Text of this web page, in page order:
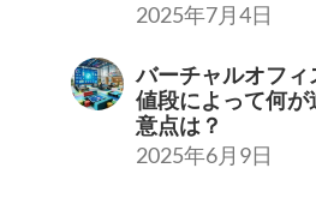
2025年7月4日
バーチャルオフィ
値段によって何
意点は？
2025年6月9日